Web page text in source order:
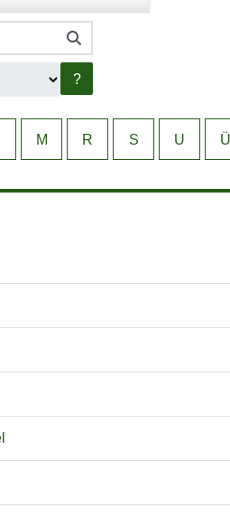
?
M R S U Ü